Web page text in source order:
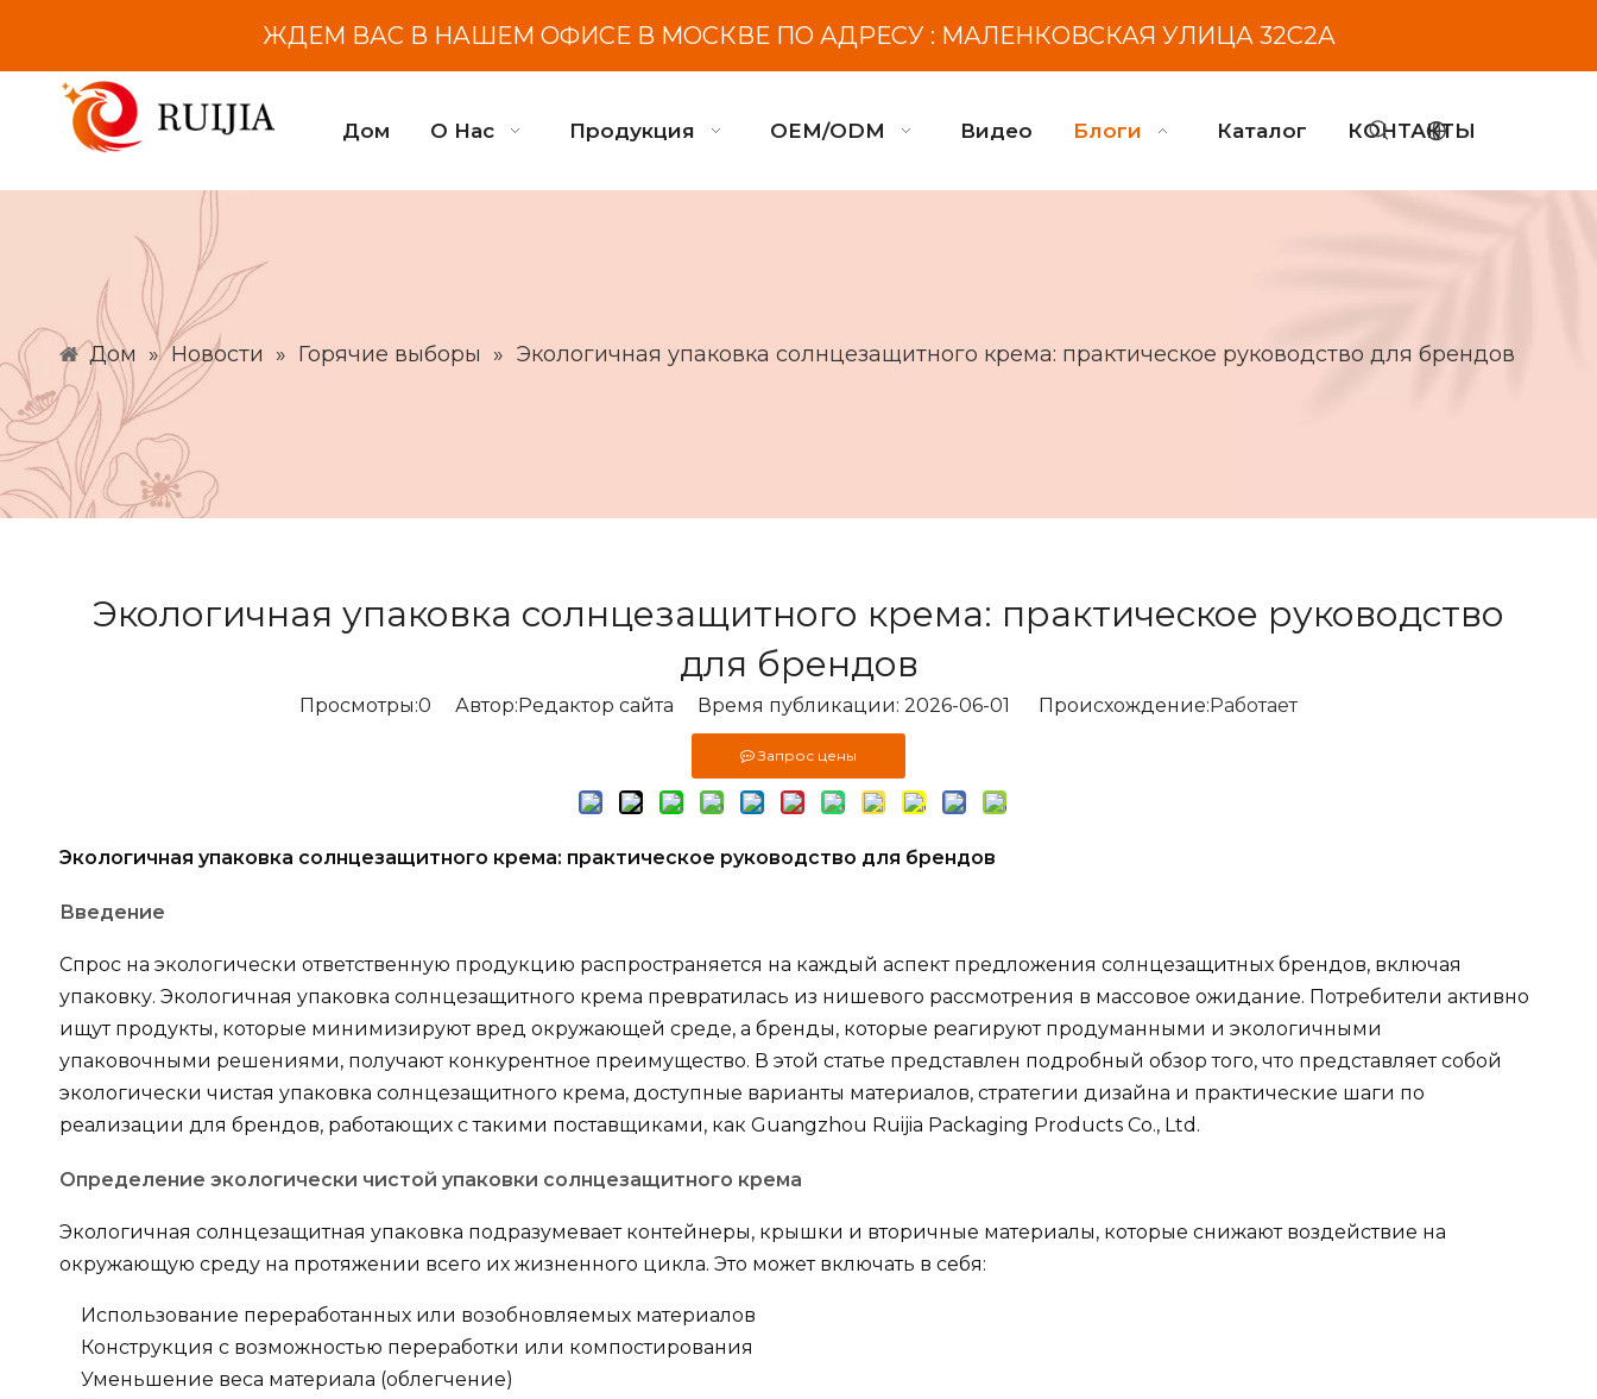
ЖДЕМ ВАС В НАШЕМ ОФИСЕ В МОСКВЕ ПО АДРЕСУ : МАЛЕНКОВСКАЯ УЛИЦА 32С2А
Дом О Нас Продукция OEM/ODM Видео Блоги Каталог КОНТАКТЫ
Дом » Новости » Горячие выборы » Экологичная упаковка солнцезащитного крема: практическое руководство для брендов
Экологичная упаковка солнцезащитного крема: практическое руководство
для брендов
Просмотры:0 Автор:Pедактор сайта Время публикации: 2026-06-01 Происхождение:Работает
Запрос цены
Экологичная упаковка солнцезащитного крема: практическое руководство для брендов
Введение
Спрос на экологически ответственную продукцию распространяется на каждый аспект предложения солнцезащитных брендов, включая
упаковку. Экологичная упаковка солнцезащитного крема превратилась из нишевого рассмотрения в массовое ожидание. Потребители активно
ищут продукты, которые минимизируют вред окружающей среде, а бренды, которые реагируют продуманными и экологичными
упаковочными решениями, получают конкурентное преимущество. В этой статье представлен подробный обзор того, что представляет собой
экологически чистая упаковка солнцезащитного крема, доступные варианты материалов, стратегии дизайна и практические шаги по
реализации для брендов, работающих с такими поставщиками, как Guangzhou Ruijia Packaging Products Co., Ltd.
Определение экологически чистой упаковки солнцезащитного крема
Экологичная солнцезащитная упаковка подразумевает контейнеры, крышки и вторичные материалы, которые снижают воздействие на
окружающую среду на протяжении всего их жизненного цикла. Это может включать в себя:
Использование переработанных или возобновляемых материалов
Конструкция с возможностью переработки или компостирования
Уменьшение веса материала (облегчение)